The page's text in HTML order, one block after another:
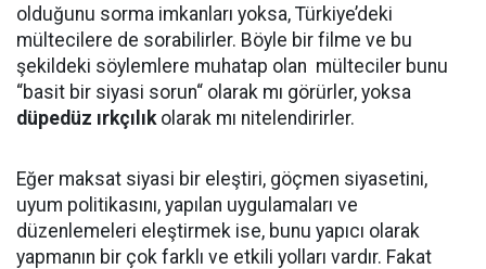
olduğunu sorma imkanları yoksa, Türkiye’deki
mültecilere de sorabilirler. Böyle bir filme ve bu
şekildeki söylemlere muhatap olan mülteciler bunu
“basit bir siyasi sorun“ olarak mı görürler, yoksa
düpedüz ırkçılık olarak mı nitelendirirler.
Eğer maksat siyasi bir eleştiri, göçmen siyasetini,
uyum politikasını, yapılan uygulamaları ve
düzenlemeleri eleştirmek ise, bunu yapıcı olarak
yapmanın bir çok farklı ve etkili yolları vardır. Fakat